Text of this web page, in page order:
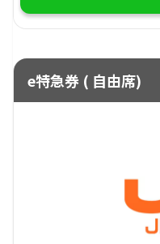
e特急券 ( 自由席)